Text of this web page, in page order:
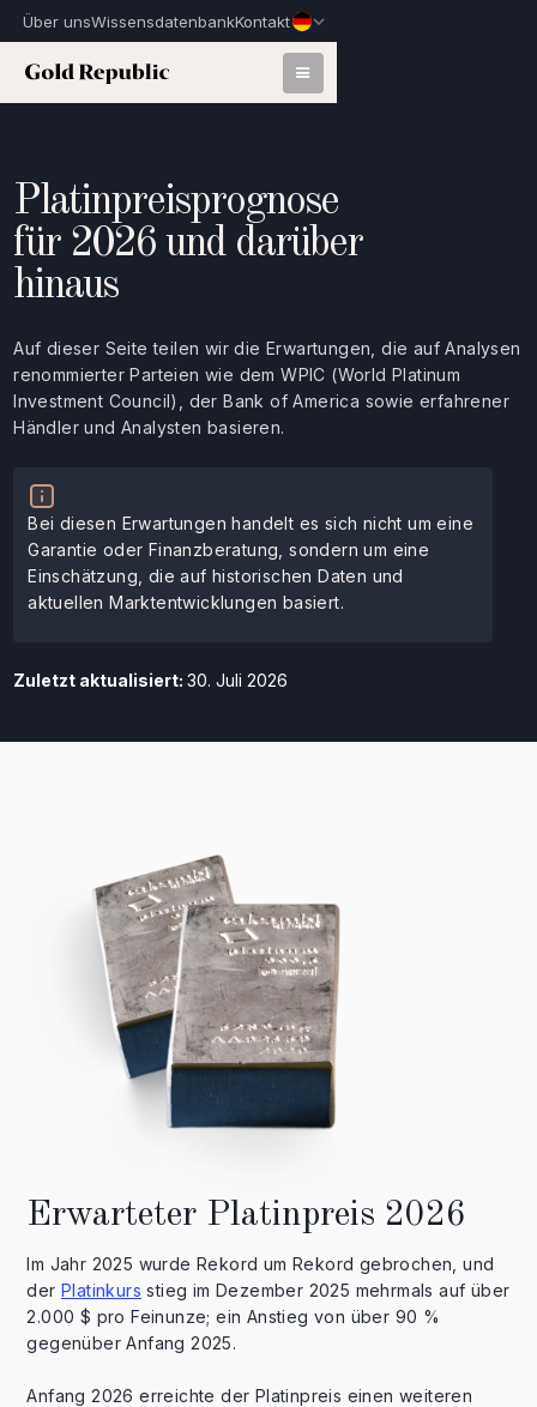
Über unsWissensdatenbankKontakt
Platinpreisprognose
für 2026 und darüber
hinaus
Auf dieser Seite teilen wir die Erwartungen, die auf Analysen
renommierter Parteien wie dem WPIC (World Platinum
Investment Council), der Bank of America sowie erfahrener
Händler und Analysten basieren.
Bei diesen Erwartungen handelt es sich nicht um eine
Garantie oder Finanzberatung, sondern um eine
Einschätzung, die auf historischen Daten und
aktuellen Marktentwicklungen basiert.
Zuletzt aktualisiert:30. Juli 2026
Erwarteter Platinpreis 2026
Im Jahr 2025 wurde Rekord um Rekord gebrochen, und
der Platinkurs stieg im Dezember 2025 mehrmals auf über
2.000 $ pro Feinunze; ein Anstieg von über 90 %
gegenüber Anfang 2025.
Anfang 2026 erreichte der Platinpreis einen weiteren